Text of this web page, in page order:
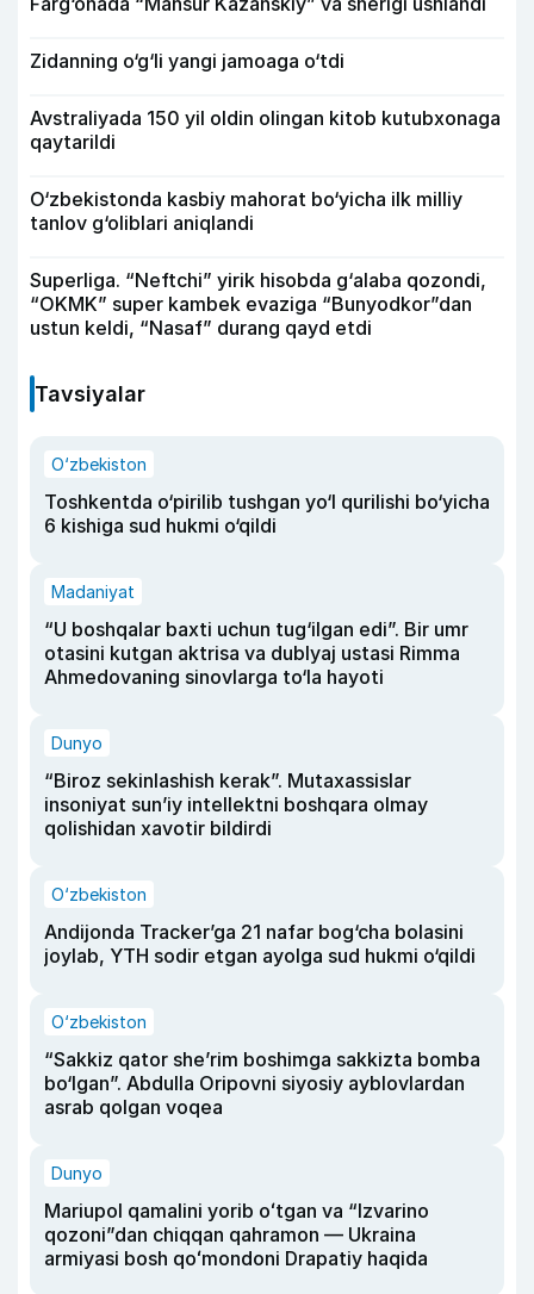
Zidanning o‘g‘li yangi jamoaga o‘tdi
Avstraliyada 150 yil oldin olingan kitob kutubxonaga
qaytarildi
O‘zbekistonda kasbiy mahorat bo‘yicha ilk milliy
tanlov g‘oliblari aniqlandi
Superliga. “Neftchi” yirik hisobda g‘alaba qozondi,
“OKMK” super kambek evaziga “Bunyodkor”dan
ustun keldi, “Nasaf” durang qayd etdi
Tavsiyalar
O‘zbekiston
Toshkentda o‘pirilib tushgan yo‘l qurilishi bo‘yicha
6 kishiga sud hukmi o‘qildi
Madaniyat
“U boshqalar baxti uchun tug‘ilgan edi”. Bir umr
otasini kutgan aktrisa va dublyaj ustasi Rimma
Ahmedovaning sinovlarga to‘la hayoti
Dunyo
“Biroz sekinlashish kerak”. Mutaxassislar
insoniyat sun’iy intellektni boshqara olmay
qolishidan xavotir bildirdi
O‘zbekiston
Andijonda Tracker’ga 21 nafar bog‘cha bolasini
joylab, YTH sodir etgan ayolga sud hukmi o‘qildi
O‘zbekiston
“Sakkiz qator she’rim boshimga sakkizta bomba
bo‘lgan”. Abdulla Oripovni siyosiy ayblovlardan
asrab qolgan voqea
Dunyo
Mariupol qamalini yorib oʻtgan va “Izvarino
qozoni”dan chiqqan qahramon — Ukraina
armiyasi bosh qoʻmondoni Drapatiy haqida